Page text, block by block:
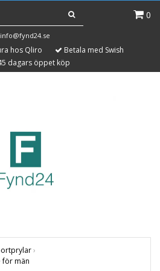
0
info@fynd24.se
hos Qliro
Betala med Swish
dagars öppet köp
›
för män